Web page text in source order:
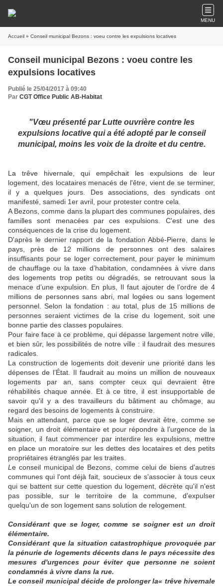
MENU
Accueil » Conseil municipal Bezons : voeu contre les expulsions locatives
Conseil municipal Bezons : voeu contre les
expulsions locatives
Publié le 25/04/2017 à 09:40
Par CGT Office Public AB-Habitat
"Vœu présenté par Lutte ouvrière contre les
expulsions locative qui a été adopté par le conseil
municipal, moins les voix de la droite et du centre.
La trêve hivernale, qui empêchait les expulsions de leur
logement, des locataires menacés de l'être, vient de se terminer,
il y a quelques jours. Des associations, des syndicats ont
manifesté, samedi 1er avril, pour protester contre cela.
A Bezons, comme dans la plupart des communes populaires, des
familles sont menacées par ces expulsions. C'est une des
conséquences de la crise du logement.
D'après le dernier rapport de la fondation Abbé-Pierre, dans le
pays, près de 12 millions de personnes ont des salaires
insuffisants pour se loger correctement, pour payer le minimum
de chauffage ou la taxe d’habitation, condamnées à vivre dans
des logements trop petits ou dégradés, se retrouvant sous la
menace d’une expulsion. En plus, Il faut ajouter de l’ordre de 4
millions de personnes sans abri, mal logées ou sans logement
personnel. Selon la fondation : au total, plus de 15 millions de
personnes seraient victimes de la crise du logement, soit une
bonne partie des classes populaires.
Pour faire face à ce problème, qui dépasse largement notre ville,
et bien sûr, les possibilités de notre ville : il faudrait des mesures
radicales.
La construction de logements doit devenir une priorité dans les
dépenses de l’État. Il faudrait au moins un million de nouveaux
logements par an, sans compter ceux qui devraient être
réhabilités chaque année. Et à ce titre, il est insupportable de
savoir qu'il y a des travailleurs du bâtiment au chômage, au
regard des besoins de logements à construire.
Mais en attendant, parce que se loger devrait être, comme se
soigner, un droit élémentaire et pour répondre à l’urgence de la
situation, il faut commencer par interdire les expulsions, mettre
en place un moratoire sur les dettes des locataires et des petits
propriétaires étranglés par les traites.
L e conseil municipal de Bezons, comme celui de biens d'autres
communes qui l'ont déjà fait, soucieux de s'associer à tous ceux
qui se battent sur cette question du logement, décrète qu'il n'est
pas possible, sur le territoire de la commune, d'expulser
quelqu'un de son logement sans solution de relogement.
Considérant que se loger, comme se soigner est un droit
élémentaire.
Considérant que la situation catastrophique provoquée par
la pénurie de logements décents dans le pays nécessite des
mesures d'urgences pour éviter que personne ne soient
condamnés à vivre dans la rue.
Le conseil municipal décide de prolonger la« trêve hivernale